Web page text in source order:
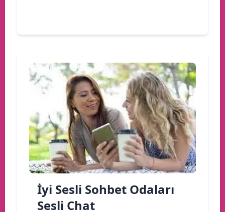
İyi Sesli Sohbet Odaları
Sesli Chat